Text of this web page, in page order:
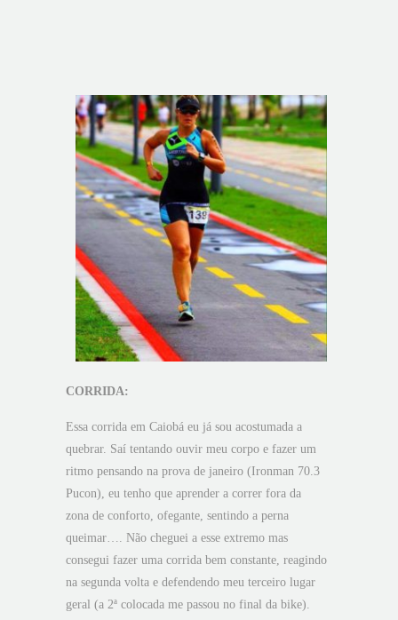
CORRIDA:
Essa corrida em Caiobá eu já sou acostumada a
quebrar. Saí tentando ouvir meu corpo e fazer um
ritmo pensando na prova de janeiro (Ironman 70.3
Pucon), eu tenho que aprender a correr fora da
zona de conforto, ofegante, sentindo a perna
queimar…. Não cheguei a esse extremo mas
consegui fazer uma corrida bem constante, reagindo
na segunda volta e defendendo meu terceiro lugar
geral (a 2ª colocada me passou no final da bike).